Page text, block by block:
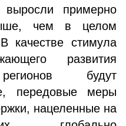
примерно
чем в целом
качестве стимула
развития
будут
передовые меры
нацеленные на